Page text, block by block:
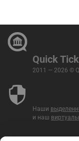
Quick
2011 — 2026 ©
Наши
и наш